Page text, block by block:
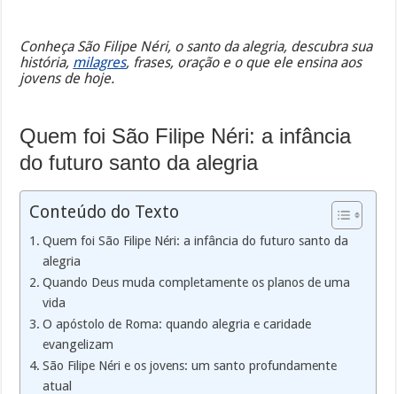
Conheça São Filipe Néri, o santo da alegria, descubra sua
história, milagres, frases, oração e o que ele ensina aos
jovens de hoje.
Quem foi São Filipe Néri: a infância
do futuro santo da alegria
Conteúdo do Texto
Quem foi São Filipe Néri: a infância do futuro santo da
alegria
Quando Deus muda completamente os planos de uma
vida
O apóstolo de Roma: quando alegria e caridade
evangelizam
São Filipe Néri e os jovens: um santo profundamente
atual